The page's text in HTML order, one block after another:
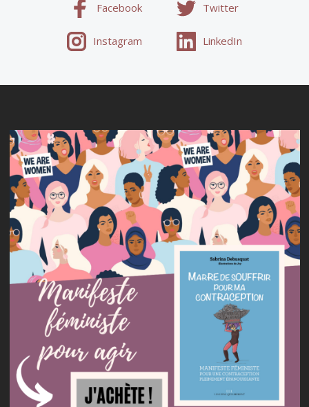
Facebook Twitter
Instagram LinkedIn